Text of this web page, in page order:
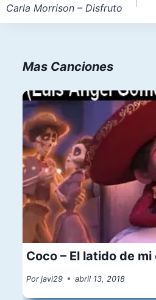
de
entradas
Carla Morrison – Disfruto
Mas Canciones
Coco – El latido de
Por javi29 abril 13, 2018